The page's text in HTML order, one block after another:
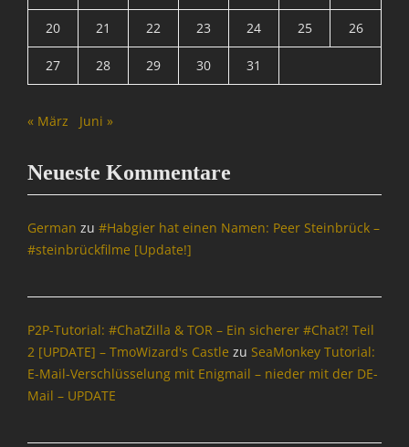
n
N
c
r
h
t
&
o
i
t
i
k
20 21 22 23 24 25 26
27 28 29 30 31
« März Juni »
Neueste Kommentare
German zu #Habgier hat einen Namen: Peer Steinbrück –
#steinbrückfilme [Update!]
P2P-Tutorial: #ChatZilla & TOR – Ein sicherer #Chat?! Teil
2 [UPDATE] – TmoWizard's Castle zu SeaMonkey Tutorial:
E-Mail-Verschlüsselung mit Enigmail – nieder mit der DE-
Mail – UPDATE